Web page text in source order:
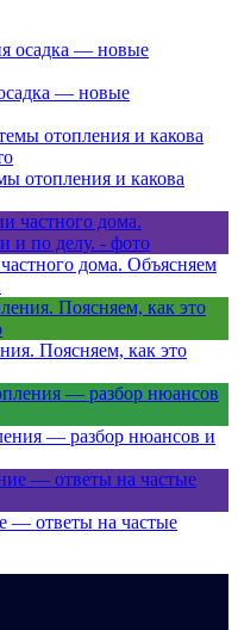
— новые
отопления и какова
дома. Объясняем
Поясняем, как это
— разбор нюансов и
— ответы на частые